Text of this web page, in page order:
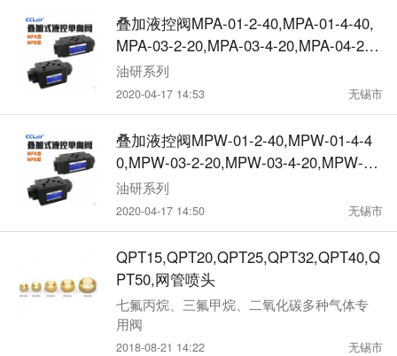
叠加液控阀MPA-01-2-40,MPA-01-4-40,
MPA-03-2-20,MPA-03-4-20,MPA-04-2-1
0Y,MPA-04-4-10Y,MPA-06-2-30,MPA-06
-4-30,
油研系列
2020-04-17 14:53 无锡市
叠加液控阀MPW-01-2-40,MPW-01-4-4
0,MPW-03-2-20,MPW-03-4-20,MPW-04
-2-10Y,MPW-04-4-10Y,MPW-06-2-30,M
PW-06-4-30
油研系列
2020-04-17 14:50 无锡市
QPT15,QPT20,QPT25,QPT32,QPT40,Q
PT50,网管喷头
七氟丙烷、三氟甲烷、二氧化碳多种气体专
用阀
2018-08-21 14:22 无锡市